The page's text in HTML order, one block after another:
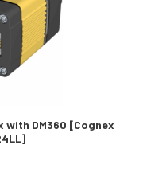
with DM360 [Cognex